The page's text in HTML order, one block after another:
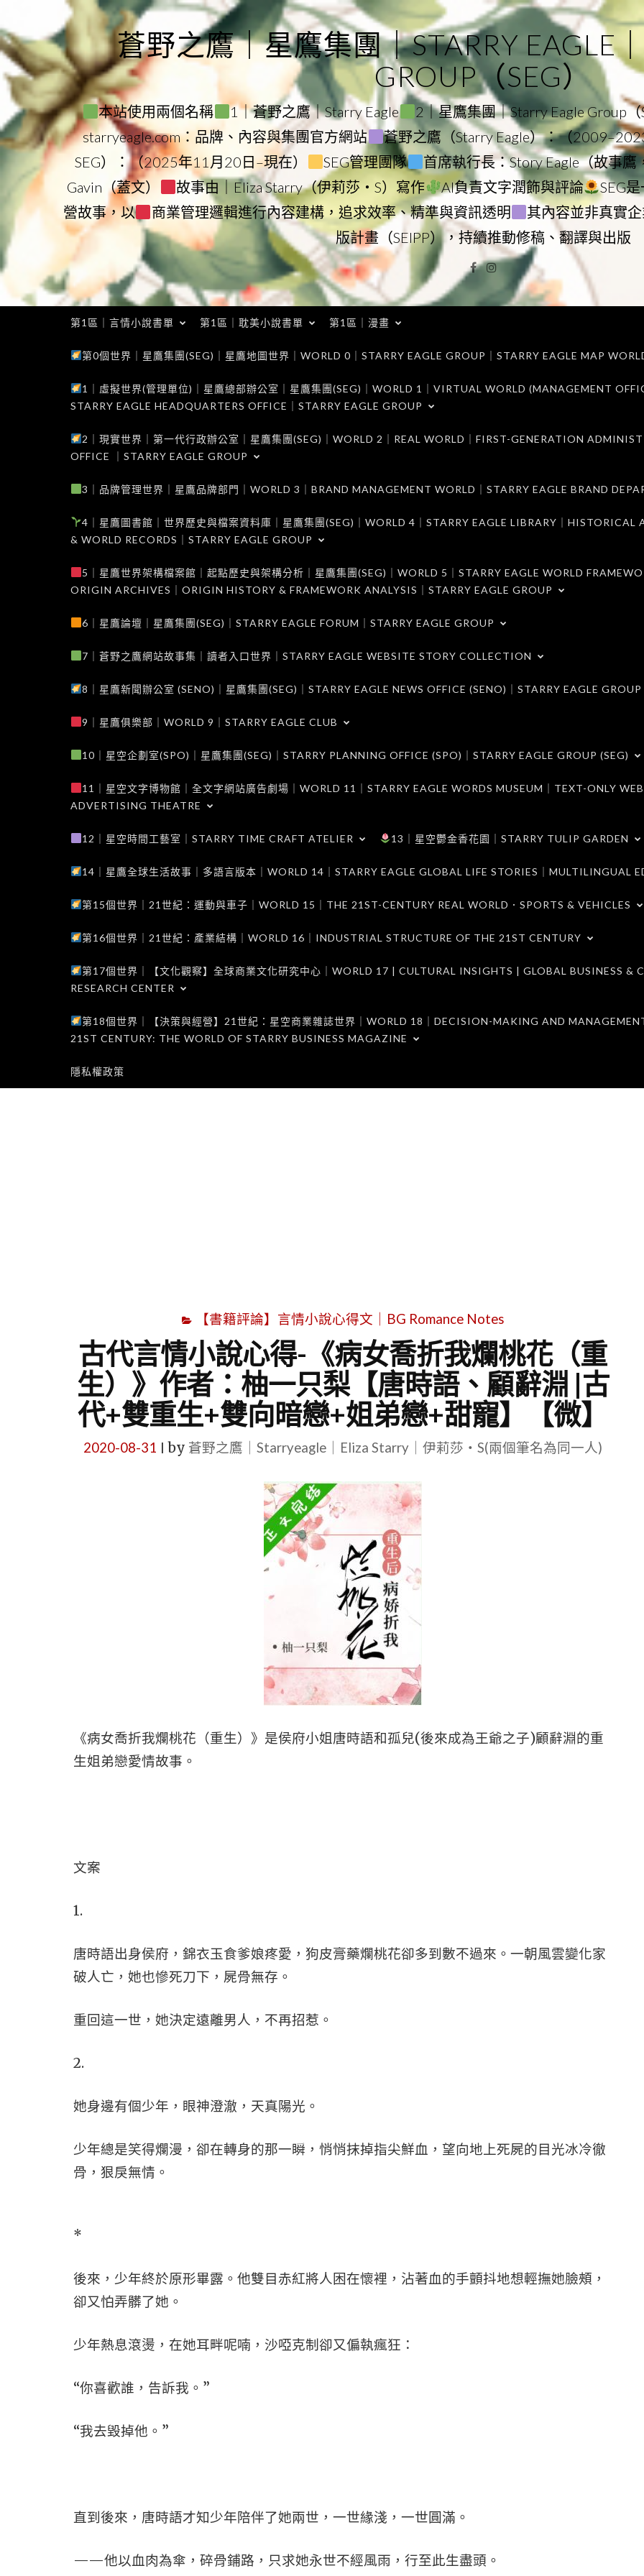
to
content
蒼野之鷹｜星鷹集團｜STARRY EAGLE
GROUP（SEG）
本站使用兩個名稱 1｜蒼野之鷹｜Starry Eagle 2｜星鷹集團｜Starry Eagle Group（
starryeagle.com：品牌、內容與集團官方網站
蒼野之鷹（Starry Eagle）：（
SEG）：（2025年11月20日–現在）
SEG管理團隊 首席執行長：Story Eagle（故事鷹
Gavin（蓋文）
故事由｜Eliza Starry（伊莉莎・S）寫作 AI負責文字潤飾與評論
SEG
營故事，以
商業管理邏輯進行內容建構，追求效率、精準與資訊透明 其內容並非真實
版計畫（SEIPP），持續推動修稿、翻譯與出版
Facebook
Instagram
第1區｜言情小說書單 第1區｜耽美小說書單 第1區｜漫畫
第0個世界｜星鷹集團(SEG)｜星鷹地圖世界｜WORLD 0｜STARRY EAGLE GROUP｜STARRY EAGLE MAP
1｜虛擬世界(管理單位)｜星鷹總部辦公室｜星鷹集團(SEG)｜WORLD 1｜VIRTUAL WORLD (MANAGEMENT
STARRY EAGLE HEADQUARTERS OFFICE｜STARRY EAGLE GROUP
2｜現實世界｜第一代行政辦公室｜星鷹集團(SEG)｜WORLD 2｜REAL WORLD｜FIRST-GENERATION
OFFICE ｜STARRY EAGLE GROUP
3｜品牌管理世界｜星鷹品牌部門｜WORLD 3｜BRAND MANAGEMENT WORLD｜STARRY EAGLE BRAND
4｜星鷹圖書館｜世界歷史與檔案資料庫｜星鷹集團(SEG)｜WORLD 4｜STARRY EAGLE LIBRARY｜HISTORICAL
& WORLD RECORDS｜STARRY EAGLE GROUP
5｜星鷹世界架構檔案館｜起點歷史與架構分析｜星鷹集團(SEG)｜WORLD 5｜STARRY EAGLE WORLD
ORIGIN ARCHIVES｜ORIGIN HISTORY & FRAMEWORK ANALYSIS｜STARRY EAGLE GROUP
6｜星鷹論壇｜星鷹集團(SEG)｜STARRY EAGLE FORUM｜STARRY EAGLE GROUP
7｜蒼野之鷹網站故事集｜讀者入口世界｜STARRY EAGLE WEBSITE STORY COLLECTION
8｜星鷹新聞辦公室 (SENO)｜星鷹集團(SEG)｜STARRY EAGLE NEWS OFFICE (SENO)｜STARRY EAGLE GROUP
9｜星鷹俱樂部｜WORLD 9｜STARRY EAGLE CLUB
10｜星空企劃室(SPO)｜星鷹集團(SEG)｜STARRY PLANNING OFFICE (SPO)｜STARRY EAGLE GROUP (SEG)
11｜星空文字博物館｜全文字網站廣告劇場｜WORLD 11｜STARRY EAGLE WORDS MUSEUM｜TEXT-ONLY
ADVERTISING THEATRE
12｜星空時間工藝室｜STARRY TIME CRAFT ATELIER 13｜星空鬱金香花園｜STARRY TULIP GARDEN
14｜星鷹全球生活故事｜多語言版本｜WORLD 14｜STARRY EAGLE GLOBAL LIFE STORIES｜MULTILINGUAL
第15個世界｜21世紀：運動與車子｜WORLD 15｜THE 21ST-CENTURY REAL WORLD．SPORTS & VEHICLES
第16個世界｜21世紀：產業結構｜WORLD 16｜INDUSTRIAL STRUCTURE OF THE 21ST CENTURY
第17個世界｜【文化觀察】全球商業文化研究中心｜WORLD 17 | CULTURAL INSIGHTS | GLOBAL BUSINESS &
RESEARCH CENTER
第18個世界｜【決策與經營】21世紀：星空商業雜誌世界｜WORLD 18｜DECISION-MAKING AND
21ST CENTURY: THE WORLD OF STARRY BUSINESS MAGAZINE
隱私權政策
【書籍評論】言情小說心得文｜BG Romance Notes
古代言情小說心得-《病女喬折我爛桃花（重
生）》作者：柚一只梨【唐時語、顧辭淵 |古
代+雙重生+雙向暗戀+姐弟戀+甜寵】【微】
2020-08-31 by 蒼野之鷹｜Starryeagle｜Eliza Starry｜伊莉莎・S(兩個筆名為同一人)
《病女喬折我爛桃花（重生）》是侯府小姐唐時語和孤兒(後來成為王爺之子)顧辭淵的重
生姐弟戀愛情故事。
文案
1.
唐時語出身侯府，錦衣玉食爹娘疼愛，狗皮膏藥爛桃花卻多到數不過來。一朝風雲變化家
破人亡，她也慘死刀下，屍骨無存。
重回這一世，她決定遠離男人，不再招惹。
2.
她身邊有個少年，眼神澄澈，天真陽光。
少年總是笑得爛漫，卻在轉身的那一瞬，悄悄抹掉指尖鮮血，望向地上死屍的目光冰冷徹
骨，狠戾無情。
*
後來，少年終於原形畢露。他雙目赤紅將人困在懷裡，沾著血的手顫抖地想輕撫她臉頰，
卻又怕弄髒了她。
少年熱息滾燙，在她耳畔呢喃，沙啞克制卻又偏執瘋狂：
“你喜歡誰，告訴我。”
“我去毀掉他。”
直到後來，唐時語才知少年陪伴了她兩世，一世緣淺，一世圓滿。
——他以血肉為傘，碎骨鋪路，只求她永世不經風雨，行至此生盡頭。